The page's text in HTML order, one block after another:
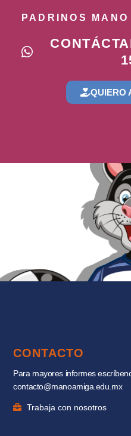
PADRINOS MANO
QUIERO
CONTACTO
Para mayores informes
contacto@manoamiga.edu.mx
Trabaja con nosotros